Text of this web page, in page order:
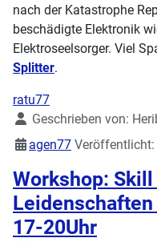
nach der Katastrophe
beschädigte Elektronik
Elektroseelsorger. Viel
Splitter.
ratu77
DetailsGeschrieben von:
agen77 Veröffentlicht:
Workshop:
17-20Uhr